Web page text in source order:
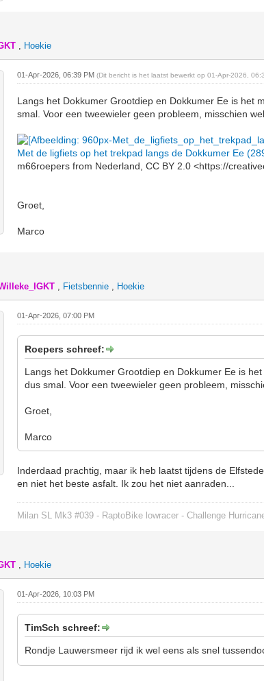
, Hoekie
01-Apr-2026, 06:39 PM(Dit bericht is het laatst bewerkt op 01-Apr-2026,
Langs het Dokkumer Grootdiep en Dokkumer Ee is het
smal. Voor een tweewieler geen probleem, misschien
Met de ligfiets op het trekpad langs de Dokkumer Ee
m66roepers from Nederland, CC BY 2.0 <https://
Groet,
Marco
, Fietsbennie , Hoekie
01-Apr-2026, 07:00 PM
Roepers schreef:
Langs het Dokkumer Grootdiep en Dokkumer Ee is
dus smal. Voor een tweewieler geen probleem,
Groet,
Marco
Inderdaad prachtig, maar ik heb laatst tijdens de
en niet het beste asfalt. Ik zou het niet aanraden...
Milan SL Mk3 #039 - RaptoBike lowracer - Challenge
, Hoekie
01-Apr-2026, 10:03 PM
TimSch schreef:
Rondje Lauwersmeer rijd ik wel eens als snel